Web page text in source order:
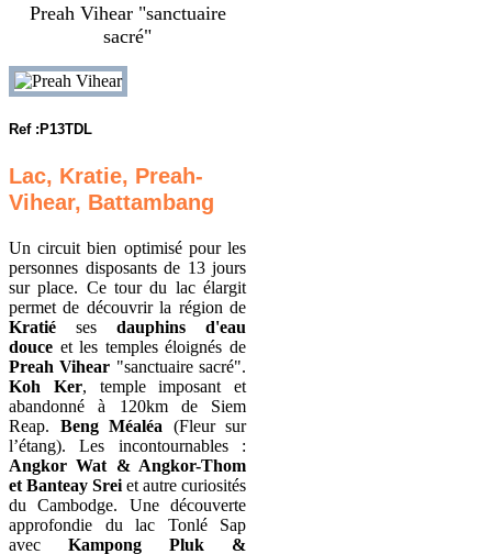
Preah Vihear "sanctuaire
sacré"
Ref :P13TDL
Lac, Kratie, Preah-
Vihear, Battambang
Un circuit bien optimisé pour les
personnes disposants de 13 jours
sur place. Ce tour du lac élargit
permet de découvrir la région de
Kratié ses dauphins d'eau
douce et les temples éloignés de
Preah Vihear "sanctuaire sacré".
Koh Ker, temple imposant et
abandonné à 120km de Siem
Reap. Beng Méaléa (Fleur sur
l’étang). Les incontournables :
Angkor Wat & Angkor-Thom
et Banteay Srei et autre curiosités
du Cambodge. Une découverte
approfondie du lac Tonlé Sap
avec Kampong Pluk &